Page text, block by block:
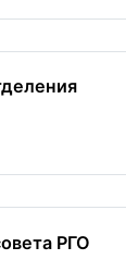
РГО